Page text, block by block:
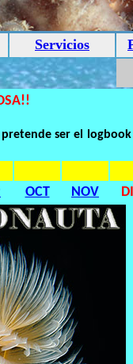
Servicios
pretende ser el
OCT NOV